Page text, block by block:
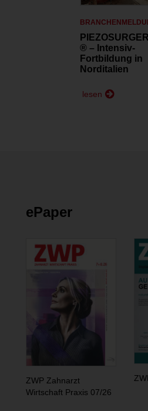
® – Intensiv-
Fortbildung in
Norditalien
lesen
ePaper
ZWP Zahnarzt
Wirtschaft Praxis 07/26